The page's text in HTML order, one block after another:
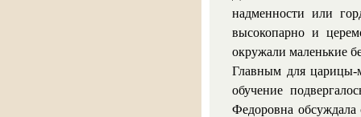
надменности или
высокопарно и
окружали маленькие
Главным для царицы-
обучение
Федоровна обсуждала